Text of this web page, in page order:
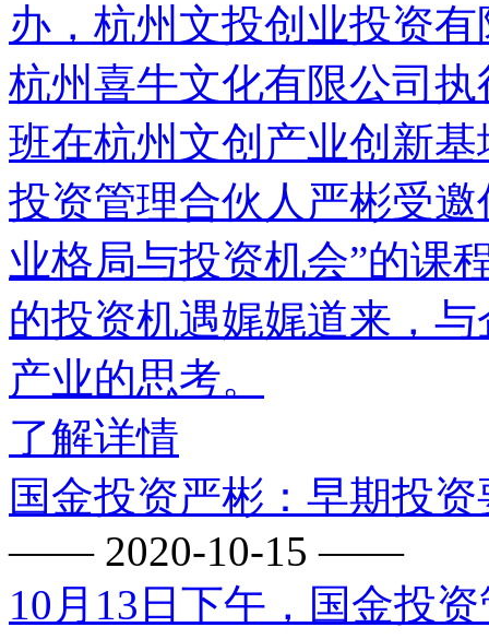
办，杭州文投创业投资
杭州喜牛文化有限公司
班在杭州文创产业创新
投资管理合伙人严彬受
业格局与投资机会”的课
的投资机遇娓娓道来，
产业的思考。
了解详情
国金投资严彬：早期投
—— 2020-10-15 ——
10月13日下午，国金投